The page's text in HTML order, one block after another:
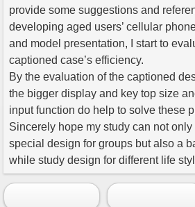
provide some suggestions and
developing aged users’ cellular
and model presentation, I start to
captioned case’s efficiency.
By the evaluation of the captioned
the bigger display and key top size
input function do help to solve these
Sincerely hope my study can not
special design for groups but also a
while study design for different life